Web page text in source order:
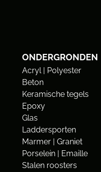
ONDERGRONDEN
Acryl | Polyester
Beton
Keramische tegels
Epoxy
Glas
Laddersporten
Marmer | Graniet
Porselein | Emaille
Stalen roosters